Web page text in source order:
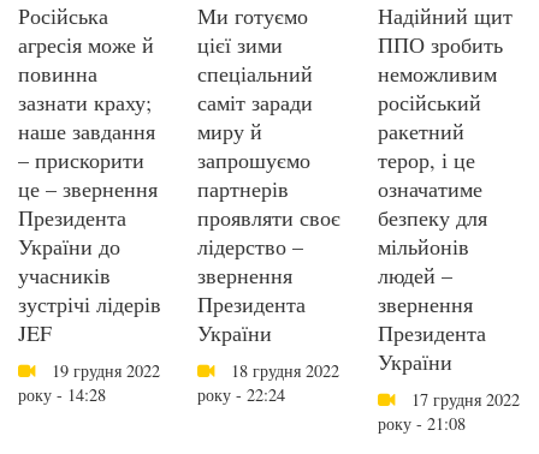
Російська
агресія може й
повинна
зазнати краху;
наше завдання
– прискорити
це – звернення
Президента
України до
учасників
зустрічі лідерів
JEF
19 грудня 2022
року - 14:28
Ми готуємо
цієї зими
спеціальний
саміт заради
миру й
запрошуємо
партнерів
проявляти своє
лідерство –
звернення
Президента
України
18 грудня 2022
року - 22:24
Надійний щит
ППО зробить
неможливим
російський
ракетний
терор, і це
означатиме
безпеку для
мільйонів
людей –
звернення
Президента
України
17 грудня 2022
року - 21:08